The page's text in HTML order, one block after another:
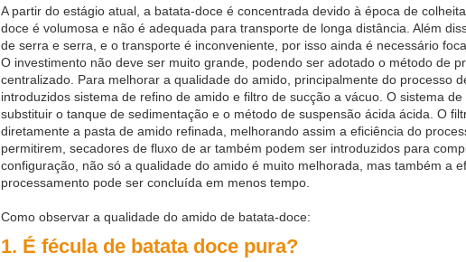
A partir do estágio atual, a batata-doce é concentrada devido à época de
doce é volumosa e não é adequada para transporte de longa distância. Além
de serra e serra, e o transporte é inconveniente, por isso ainda é necessário
O investimento não deve ser muito grande, podendo ser adotado o método de
centralizado. Para melhorar a qualidade do amido, principalmente do processo
introduzidos sistema de refino de amido e filtro de sucção a vácuo. O sistema
substituir o tanque de sedimentação e o método de suspensão ácida ácida. O
diretamente a pasta de amido refinada, melhorando assim a eficiência do
permitirem, secadores de fluxo de ar também podem ser introduzidos para
configuração, não só a qualidade do amido é muito melhorada, mas também a
processamento pode ser concluída em menos tempo.
Como observar a qualidade do amido de batata-doce:
1. É fécula de batata doce pura?